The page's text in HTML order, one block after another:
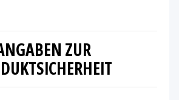
ZUR